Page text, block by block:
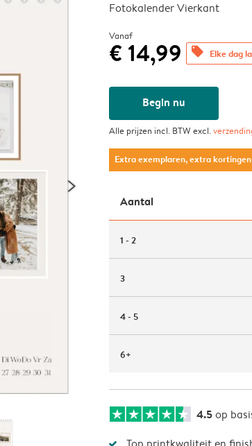
Fotokalender Vierkant
Vanaf
€ 14,99 offers Elke dag
Begin nu
Alle prijzen incl. BTW excl.
Extra exemplaren, extra kortingen
Aantal
1 - 2
3
4 - 5
6+
4.5op